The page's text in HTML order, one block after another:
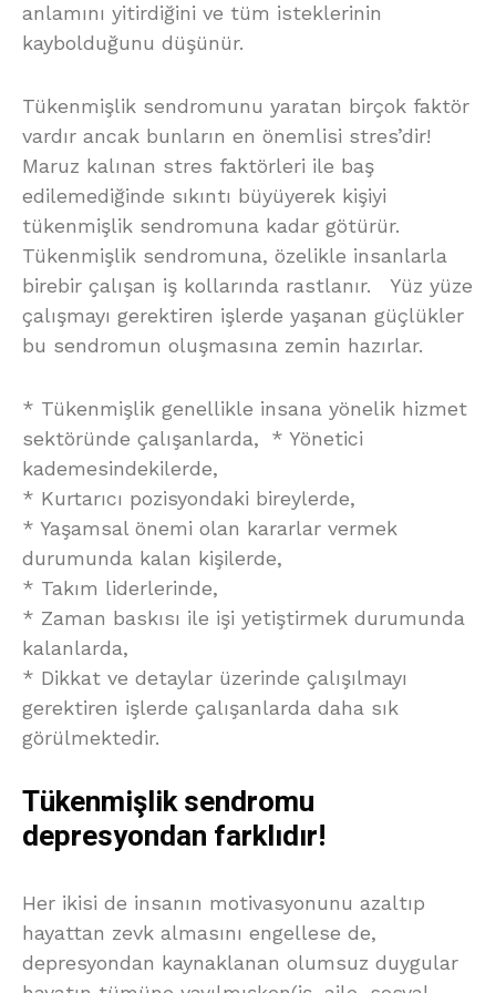
anlamını yitirdiğini ve tüm isteklerinin
kaybolduğunu düşünür.
Tükenmişlik sendromunu yaratan birçok faktör
vardır ancak bunların en önemlisi stres’dir!
Maruz kalınan stres faktörleri ile baş
edilemediğinde sıkıntı büyüyerek kişiyi
tükenmişlik sendromuna kadar götürür.
Tükenmişlik sendromuna, özelikle insanlarla
birebir çalışan iş kollarında rastlanır. Yüz yüze
çalışmayı gerektiren işlerde yaşanan güçlükler
bu sendromun oluşmasına zemin hazırlar.
* Tükenmişlik genellikle insana yönelik hizmet
sektöründe çalışanlarda, * Yönetici
kademesindekilerde,
* Kurtarıcı pozisyondaki bireylerde,
* Yaşamsal önemi olan kararlar vermek
durumunda kalan kişilerde,
* Takım liderlerinde,
* Zaman baskısı ile işi yetiştirmek durumunda
kalanlarda,
* Dikkat ve detaylar üzerinde çalışılmayı
gerektiren işlerde çalışanlarda daha sık
görülmektedir.
Tükenmişlik sendromu
depresyondan farklıdır!
Her ikisi de insanın motivasyonunu azaltıp
hayattan zevk almasını engellese de,
depresyondan kaynaklanan olumsuz duygular